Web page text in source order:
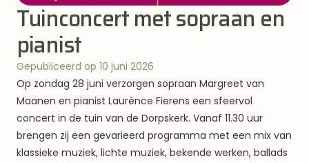
Tuinconcert met sopraan en
pianist
Gepubliceerd op 10 juni 2026
Op zondag 28 juni verzorgen sopraan Margreet van
Maanen en pianist Laurènce Fierens een sfeervol
concert in de tuin van de Dorpskerk. Vanaf 11.30 uur
brengen zij een gevarieerd programma met een mix van
klassieke muziek, lichte muziek, bekende werken, ballads